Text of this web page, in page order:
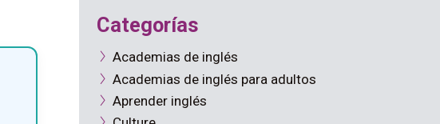
Categorías
Academias de inglés
Academias de inglés para adultos
Aprender inglés